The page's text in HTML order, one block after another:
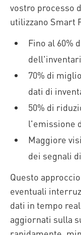
vostro processo
utilizzano Smart
Fino al 60%
70% di
dati di
50% di
l'emissione
Maggiore
dei segnali
Questo
eventuali
dati in tempo
aggiornati sulla